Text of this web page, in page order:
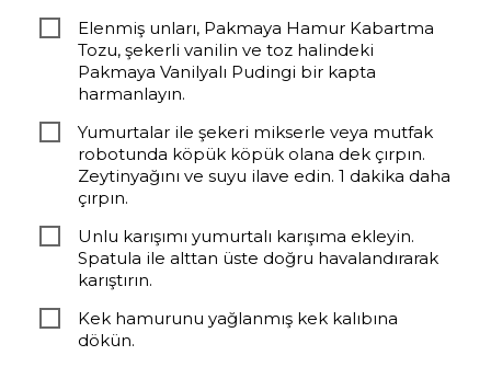
Elenmiş unları, Pakmaya Hamur Kabartma
Tozu, şekerli vanilin ve toz halindeki
Pakmaya Vanilyalı Pudingi bir kapta
harmanlayın.
Yumurtalar ile şekeri mikserle veya mutfak
robotunda köpük köpük olana dek çırpın.
Zeytinyağını ve suyu ilave edin. 1 dakika daha
çırpın.
Unlu karışımı yumurtalı karışıma ekleyin.
Spatula ile alttan üste doğru havalandırarak
karıştırın.
Kek hamurunu yağlanmış kek kalıbına
dökün.